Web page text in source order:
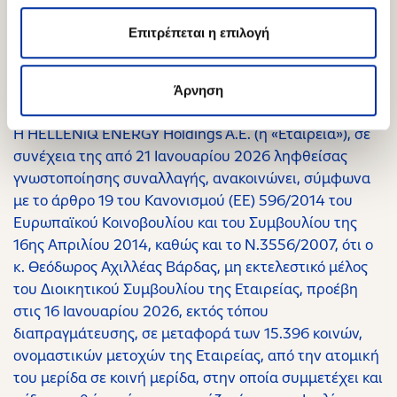
Επιτρέπεται η επιλογή
Άρνηση
ονομαστικών μετοχών της Εταιρείας, συνολικής αξίας
Ανακοίνωση ρυθμιζόμενης πληροφορίας
Η HELLENiQ ENERGY Holdings A.E. (η «Εταιρεία»), σε
συνέχεια της από 21 Ιανουαρίου 2026 ληφθείσας
γνωστοποίησης συναλλαγής, ανακοινώνει, σύμφωνα
με το άρθρο 19 του Κανονισμού (ΕΕ) 596/2014 του
Ευρωπαϊκού Κοινοβουλίου και του Συμβουλίου της
16ης Απριλίου 2014, καθώς και το Ν.3556/2007, ότι ο
κ. Θεόδωρος Αχιλλέας Βάρδας, μη εκτελεστικό μέλος
του Διοικητικού Συμβουλίου της Εταιρείας, προέβη
στις 16 Ιανουαρίου 2026, εκτός τόπου
διαπραγμάτευσης, σε μεταφορά των 15.396 κοινών,
ονομαστικών μετοχών της Εταιρείας, από την ατομική
του μερίδα σε κοινή μερίδα, στην οποία συμμετέχει και